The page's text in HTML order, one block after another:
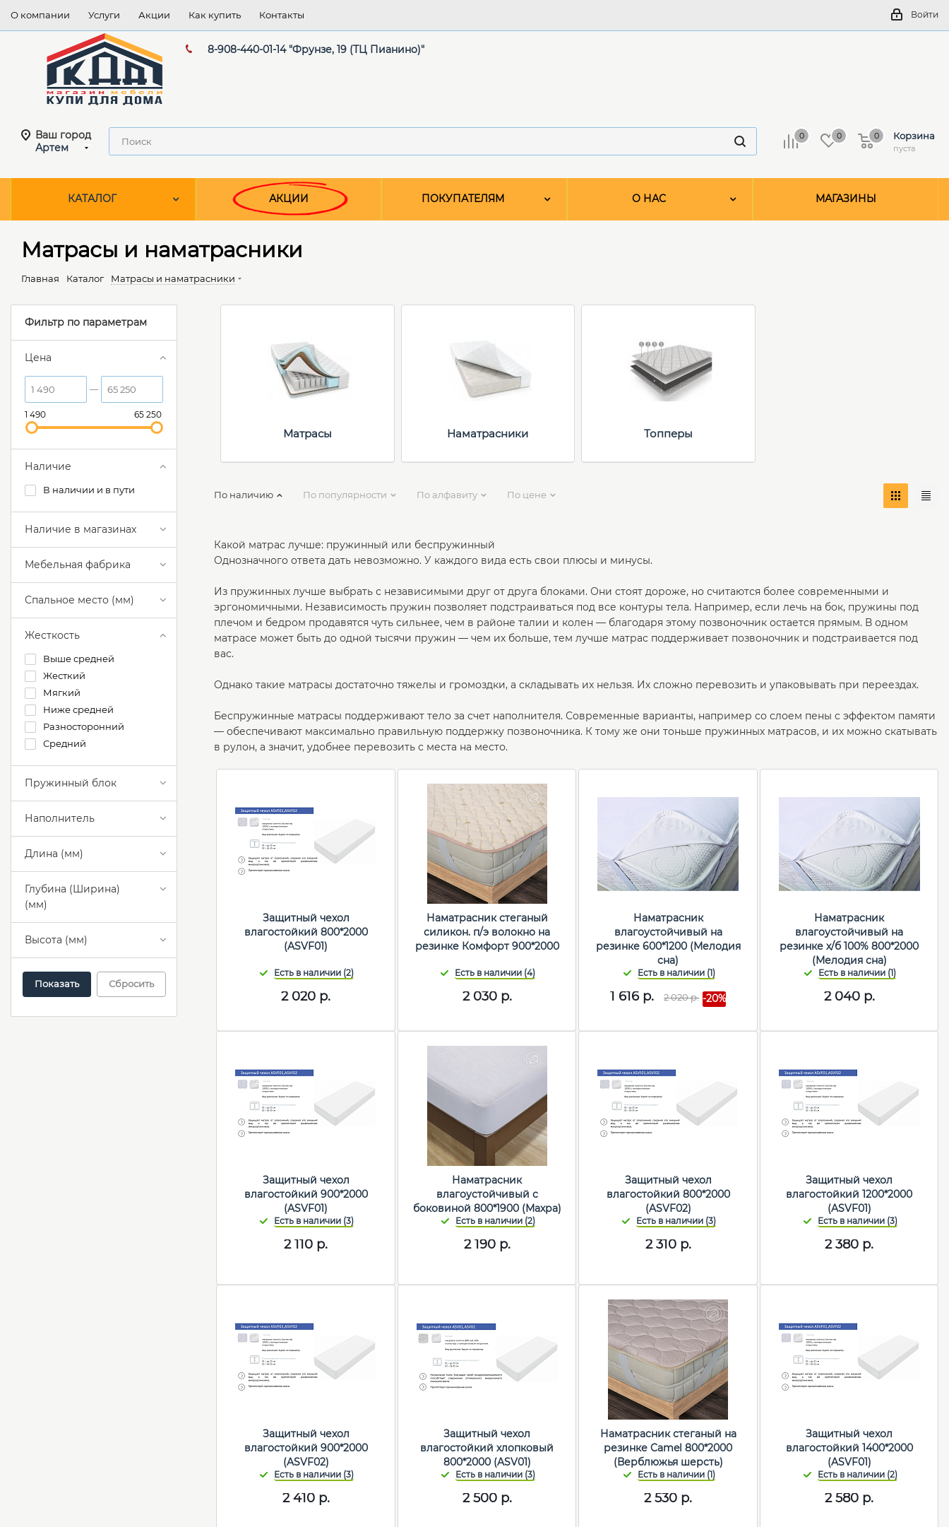
О компании Услуги Акции Как купить Контакты Войти
8-908-440-01-14 "Фрунзе, 19 (ТЦ Пианино)"
Ваш город
Артем
0 0 Корзина
пуста
0
КАТАЛОГ АКЦИИ ПОКУПАТЕЛЯМ О НАС МАГАЗИНЫ
Матрасы и наматрасники
Главная Каталог Матрасы и наматрасники
Матрасы Наматрасники Топперы
По наличию По популярности По алфавиту По цене
Какой матрас лучше: пружинный или беспружинный
Однозначного ответа дать невозможно. У каждого вида есть свои плюсы и минусы.
Из пружинных лучше выбрать с независимыми друг от друга блоками. Они стоят дороже, но считаются более современными и
эргономичными. Независимость пружин позволяет подстраиваться под все контуры тела. Например, если лечь на бок, пружины под
плечом и бедром продавятся чуть сильнее, чем в районе талии и колен — благодаря этому позвоночник остается прямым. В одном
матрасе может быть до одной тысячи пружин — чем их больше, тем лучше матрас поддерживает позвоночник и подстраивается под
вас.
Однако такие матрасы достаточно тяжелы и громоздки, а складывать их нельзя. Их сложно перевозить и упаковывать при переездах.
Беспружинные матрасы поддерживают тело за счет наполнителя. Современные варианты, например со слоем пены с эффектом памяти
— обеспечивают максимально правильную поддержку позвоночника. К тому же они тоньше пружинных матрасов, и их можно скатывать
в рулон, а значит, удобнее перевозить с места на место.
Защитный чехол
влагостойкий 800*2000
(ASVF01)
2 020 р.
Наматрасник стеганый
силикон. п/э волокно на
резинке Комфорт 900*2000
2 030р.
Наматрасник
влагоустойчивый на
резинке 600*1200 (Мелодия
сна)
1 616р. 2 020р. -20%
Наматрасник
влагоустойчивый на
резинке х/б 100% 800*2000
(Мелодия сна)
2 040р.
Защитный чехол
влагостойкий 900*2000
(ASVF01)
2 110 р.
Наматрасник
влагоустойчивый с
боковиной 800*1900 (Махра)
2 190р.
Защитный чехол
влагостойкий 800*2000
(ASVF02)
2 310р.
Защитный чехол
влагостойкий 1200*2000
(ASVF01)
2 380 р.
Защитный чехол
влагостойкий 900*2000
(ASVF02)
2 410р.
Защитный чехол
влагостойкий хлопковый
800*2000 (ASV01)
2 500р.
Наматрасник стеганый на
резинке Camel 800*2000
(Верблюжья шерсть)
2 530 р.
Защитный чехол
влагостойкий 1400*2000
(ASVF01)
2 580 р.
Фильтр по параметрам
Цена
1 490 65 250
Наличие
В наличии и в пути
Наличие в магазинах
Мебельная фабрика
Спальное место (мм)
Жесткость
Выше средней
Жесткий
Мягкий
Ниже средней
Разносторонний
Средний
Пружинный блок
Наполнитель
Длина (мм)
Глубина (Ширина)
(мм)
Высота (мм)
Сбросить